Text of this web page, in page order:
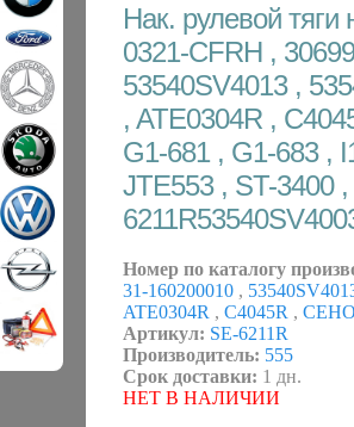
Нак. рулевой
0321-CFRH ,
53540SV4013 ,
, ATE0304R ,
G1-681 , G1-683 ,
JTE553 , ST-3400
Номер по каталогу
31-160200010 ,
ATE0304R , C4045R ,
Артикул: SE-6211R
Производитель: 555
Срок доставки: 1 дн.
НЕТ В НАЛИЧИИ